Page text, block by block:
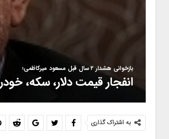
بازخوانی هشدار ۲ سال قبل مسعود میرکاظمی؛
انفجار قیمت دلار، سکه،
به اشتراک گذاری